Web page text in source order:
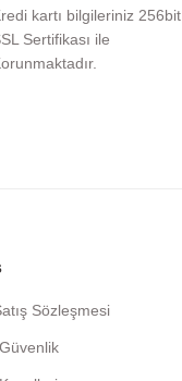
kartı bilgileriniz 256bit
Sertifikası ile
Sözleşmesi